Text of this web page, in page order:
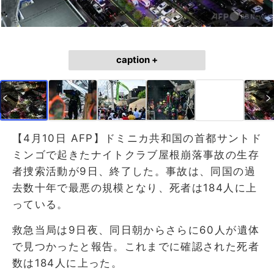
caption +
【4月10日 AFP】ドミニカ共和国の首都サントド
ミンゴで起きたナイトクラブ屋根崩落事故の生存
者捜索活動が9日、終了した。事故は、同国の過
去数十年で最悪の規模となり、死者は184人に上
っている。
救急当局は9日夜、同日朝からさらに60人が遺体
で見つかったと報告。これまでに確認された死者
数は184人に上った。